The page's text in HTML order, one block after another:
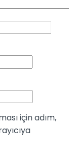
için adım,